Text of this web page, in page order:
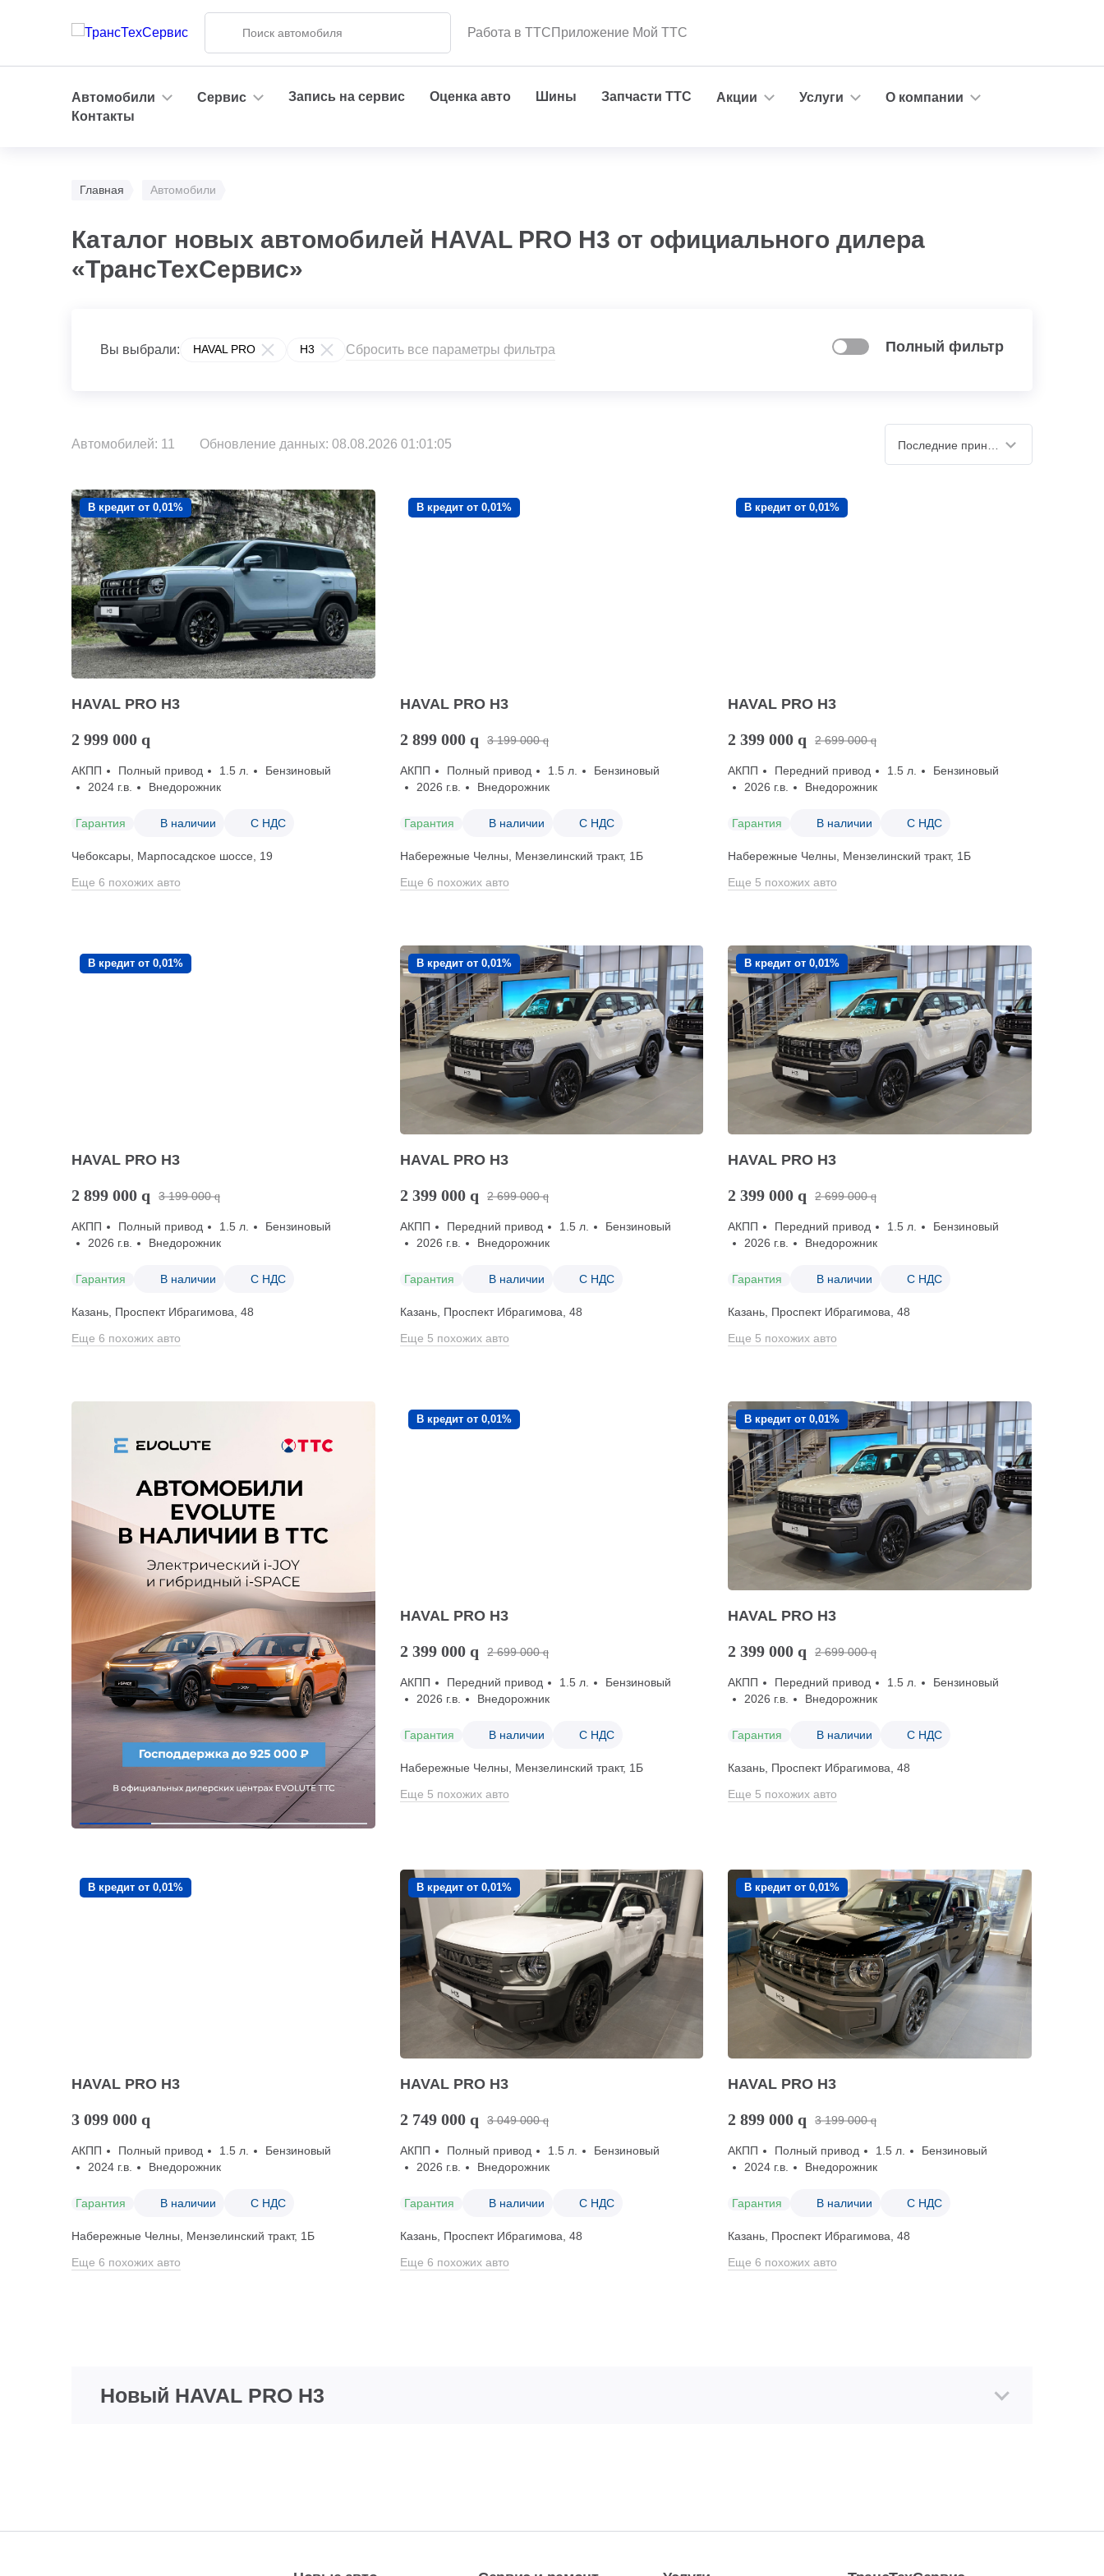
Работа в ТТСПриложение Мой ТТС
Автомобили Сервис Запись на сервис Оценка авто Шины Запчасти ТТС Акции Услуги
О компании
Контакты
Главная Автомобили
Каталог новых автомобилей HAVAL PRO H3 от официального дилера
«ТрансТехСервис»
Вы выбрали: HAVAL PRO H3 Сбросить все параметры фильтра Полный фильтр
Автомобилей: 11 Обновление данных: 08.08.2026 01:01:05
В кредит от 0,01%
HAVAL PRO H3
2 999 000 q
АКПП Полный привод 1.5 л.
Бензиновый
2024 г.в.
Внедорожник
Гарантия В наличии С НДС
Чебоксары, Марпосадское шоссе, 19
Еще 6 похожих авто
В кредит от 0,01%
HAVAL PRO H3
2 899 000 q 3 199 000 q
АКПП Полный привод 1.5 л.
Бензиновый
2026 г.в.
Внедорожник
Гарантия В наличии С НДС
Набережные Челны, Мензелинский тракт, 1Б
Еще 6 похожих авто
В кредит от 0,01%
HAVAL PRO H3
2 399 000 q 2 699 000 q
АКПП Передний привод 1.5 л.
Бензиновый
2026 г.в.
Внедорожник
Гарантия В наличии С НДС
Набережные Челны, Мензелинский тракт, 1Б
Еще 5 похожих авто
В кредит от 0,01%
HAVAL PRO H3
2 899 000 q 3 199 000 q
АКПП Полный привод 1.5 л.
Бензиновый
2026 г.в.
Внедорожник
Гарантия В наличии С НДС
Казань, Проспект Ибрагимова, 48
Еще 6 похожих авто
В кредит от 0,01%
HAVAL PRO H3
2 399 000 q 2 699 000 q
АКПП Передний привод 1.5 л.
Бензиновый
2026 г.в.
Внедорожник
Гарантия В наличии С НДС
Казань, Проспект Ибрагимова, 48
Еще 5 похожих авто
В кредит от 0,01%
HAVAL PRO H3
2 399 000 q 2 699 000 q
АКПП Передний привод 1.5 л.
Бензиновый
2026 г.в.
Внедорожник
Гарантия В наличии С НДС
Казань, Проспект Ибрагимова, 48
Еще 5 похожих авто
В кредит от 0,01%
HAVAL PRO H3
2 399 000 q 2 699 000 q
АКПП Передний привод 1.5 л.
Бензиновый
2026 г.в.
Внедорожник
Гарантия В наличии С НДС
Набережные Челны, Мензелинский тракт, 1Б
Еще 5 похожих авто
В кредит от 0,01%
HAVAL PRO H3
2 399 000 q 2 699 000 q
АКПП Передний привод 1.5 л.
Бензиновый
2026 г.в.
Внедорожник
Гарантия В наличии С НДС
Казань, Проспект Ибрагимова, 48
Еще 5 похожих авто
В кредит от 0,01%
HAVAL PRO H3
3 099 000 q
АКПП Полный привод 1.5 л.
Бензиновый
2024 г.в.
Внедорожник
Гарантия В наличии С НДС
Набережные Челны, Мензелинский тракт, 1Б
Еще 6 похожих авто
В кредит от 0,01%
HAVAL PRO H3
2 749 000 q 3 049 000 q
АКПП Полный привод 1.5 л.
Бензиновый
2026 г.в.
Внедорожник
Гарантия В наличии С НДС
Казань, Проспект Ибрагимова, 48
Еще 6 похожих авто
В кредит от 0,01%
HAVAL PRO H3
2 899 000 q 3 199 000 q
АКПП Полный привод 1.5 л.
Бензиновый
2024 г.в.
Внедорожник
Гарантия В наличии С НДС
Казань, Проспект Ибрагимова, 48
Еще 6 похожих авто
Новый HAVAL PRO H3